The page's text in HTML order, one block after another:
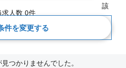
該
求人数 0件
件を変更する
新着順
つかりませんでした。